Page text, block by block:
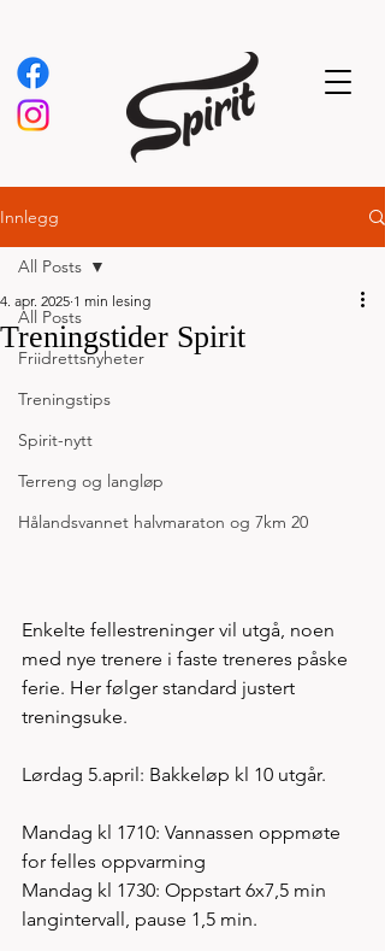
Innlegg
All Posts
Friidrettsnyheter
Treningstips
Spirit-nytt
Terreng og langløp
Hålandsvannet halvmaraton og 7km 20
All Posts
Treningstider Spirit
4. apr. 2025 1 min lesing
Enkelte fellestreninger vil utgå, noen
med nye trenere i faste treneres påske
ferie. Her følger standard justert
treningsuke.
Lørdag 5.april: Bakkeløp kl 10 utgår.
Mandag kl 1710: Vannassen oppmøte
for felles oppvarming
Mandag kl 1730: Oppstart 6x7,5 min
langintervall, pause 1,5 min.